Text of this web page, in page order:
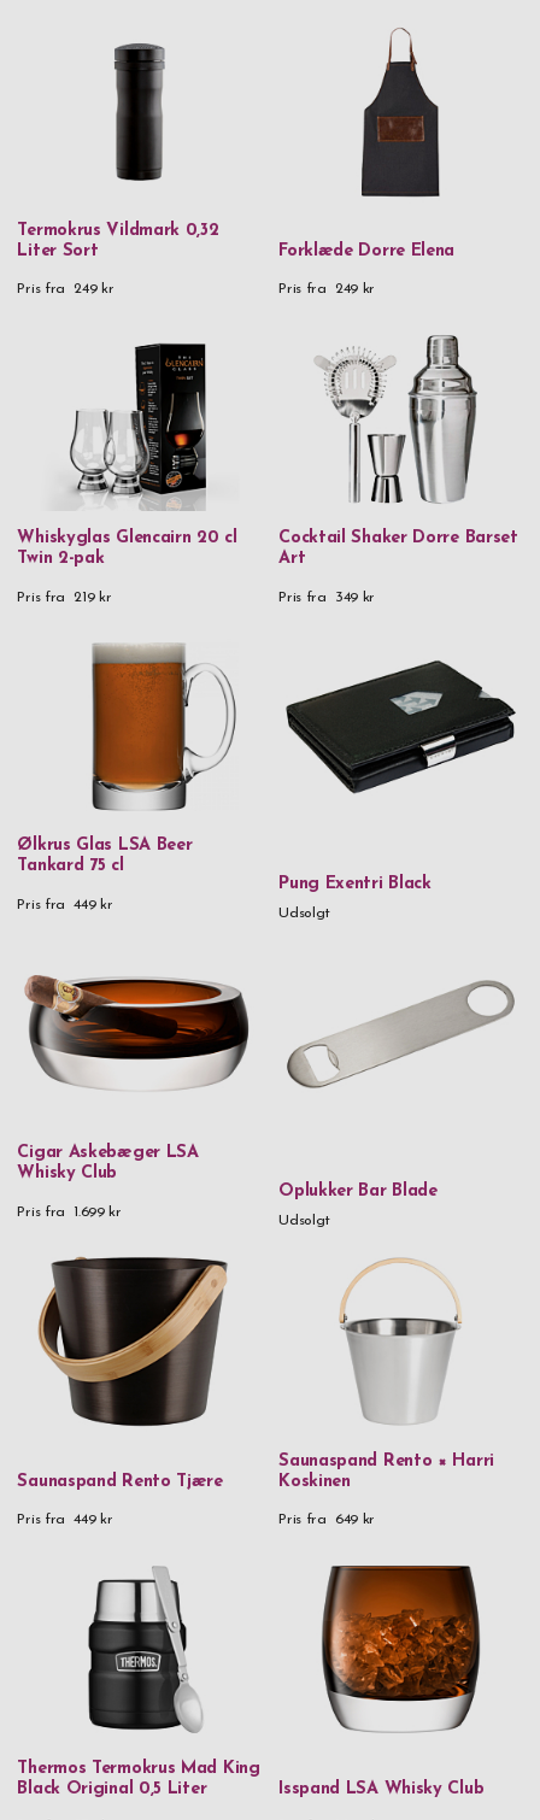
Termokrus Vildmark 0,32
Liter Sort
Pris fra 249 kr
Forklæde Dorre Elena
Pris fra 249 kr
Whiskyglas Glencairn 20 cl
Twin 2-pak
Pris fra 219 kr
Cocktail Shaker Dorre Barset
Art
Pris fra 349 kr
Ølkrus Glas LSA Beer
Tankard 75 cl
Pris fra 449 kr
Pung Exentri Black
Udsolgt
Cigar Askebæger LSA
Whisky Club
Pris fra 1.699 kr
Oplukker Bar Blade
Udsolgt
Saunaspand Rento Tjære
Pris fra 449 kr
Saunaspand Rento × Harri
Koskinen
Pris fra 649 kr
Thermos Termokrus Mad King
Black Original 0,5 Liter
Isspand LSA Whisky Club